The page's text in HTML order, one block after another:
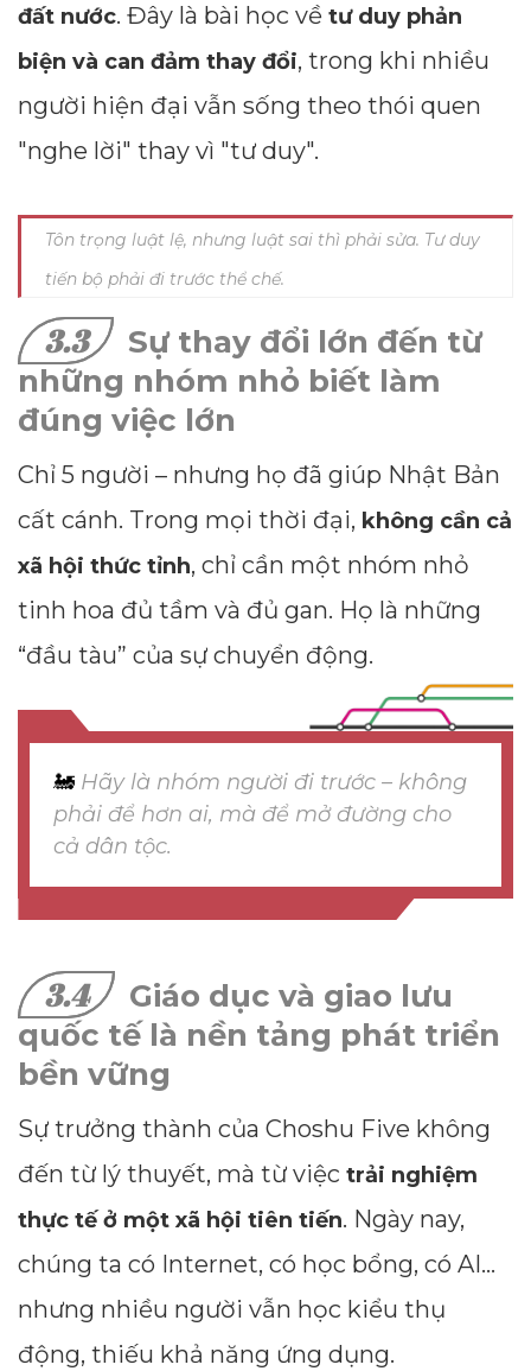
đất nước. Đây là bài học về tư duy phản
biện và can đảm thay đổi, trong khi nhiều
người hiện đại vẫn sống theo thói quen
"nghe lời" thay vì "tư duy".
Tôn trọng luật lệ, nhưng luật sai thì phải sửa. Tư duy
tiến bộ phải đi trước thể chế.
3.3
Sự thay đổi lớn đến từ
những nhóm nhỏ biết làm
đúng việc lớn
Chỉ 5 người – nhưng họ đã giúp Nhật Bản
cất cánh. Trong mọi thời đại, không cần cả
xã hội thức tỉnh, chỉ cần một nhóm nhỏ
tinh hoa đủ tầm và đủ gan. Họ là những
“đầu tàu” của sự chuyển động.
🚂 Hãy là nhóm người đi trước – không
phải để hơn ai, mà để mở đường cho
cả dân tộc.
3.4
Giáo dục và giao lưu
quốc tế là nền tảng phát triển
bền vững
Sự trưởng thành của Choshu Five không
đến từ lý thuyết, mà từ việc trải nghiệm
thực tế ở một xã hội tiên tiến. Ngày nay,
chúng ta có Internet, có học bổng, có AI…
nhưng nhiều người vẫn học kiểu thụ
động, thiếu khả năng ứng dụng.